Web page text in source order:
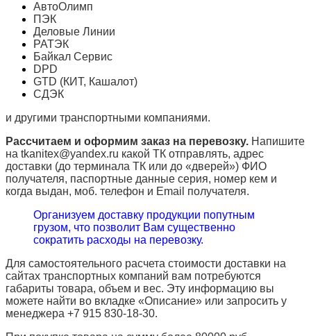
АвтоОлимп
ПЭК
Деловые Линии
РАТЭК
Байкал Сервис
DPD
GTD (КИТ, Кашалот)
СДЭК
и другими транспортными компаниями.
Рассчитаем и оформим заказ на перевозку. Напишите
на tkanitex@yandex.ru какой ТК отправлять, адрес
доставки (до терминала ТК или до «дверей») ФИО
получателя, паспортные данные серия, номер кем и
когда выдан, моб. телефон и Email получателя.
Организуем доставку продукции попутным
грузом, что позволит Вам существенно
сократить расходы на перевозку.
Для самостоятельного расчета стоимости доставки на
сайтах транспортных компаний вам потребуются
габариты товара, объем и вес. Эту информацию вы
можете найти во вкладке «Описание» или запросить у
менеджера +7 915 830-18-30.